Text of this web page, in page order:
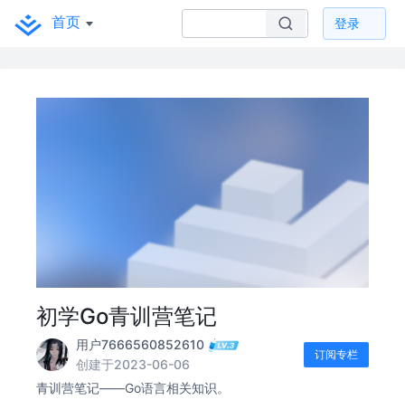
首页 登录
初学Go青训营笔记
用户7666560852610
创建于2023-06-06
订阅专栏
青训营笔记——Go语言相关知识。